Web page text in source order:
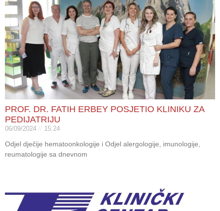
PROF. DR. FATIH ERBEY POSJETIO KLINIKU ZA
PEDIJATRIJU
06/09/2024 15:24
Odjel dječije hematoonkologije i Odjel alergologije, imunologije,
reumatologije sa dnevnom